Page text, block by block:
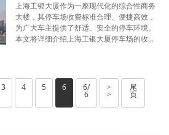
上海工银大厦作为一座现代化的综合性商务
大楼，其停车场收费标准合理、便捷高效，
为广大车主提供了舒适、安全的停车环境。
本文将详细介绍上海工银大厦停车场的收费
3 4 5 6 6/
6
>
>
尾
页